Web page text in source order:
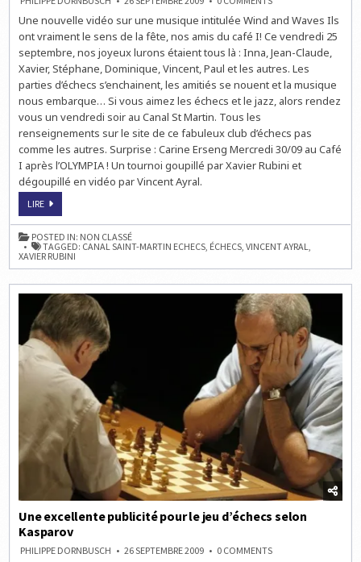
52ÈME
D’ÉCHECS
DU
JOLI
CANAL
MARTIN
Une nouvelle vidéo sur une musique intitulée Wind and Waves Ils
ont vraiment le sens de la fête, nos amis du café I! Ce vendredi 25
septembre, nos joyeux lurons étaient tous là : Inna, Jean-Claude,
Xavier, Stéphane, Dominique, Vincent, Paul et les autres. Les
parties d’échecs s’enchainent, les amitiés se nouent et la musique
nous embarque… Si vous aimez les échecs et le jazz, alors rendez
vous un vendredi soir au Canal St Martin. Tous les
renseignements sur le site de ce fabuleux club d’échecs pas
comme les autres. Surprise : Carine Erseng Mercredi 30/09 au Café
I après l’OLYMPIA ! Un tournoi goupillé par Xavier Rubini et
dégoupillé en vidéo par Vincent Ayral.
LIRELE
RAPIDE
D’ÉCHECS
DU
JOLI
CANAL
ST
POSTED IN: NON CLASSÉ
TAGGED: CANAL SAINT-MARTIN ECHECS ÉCHECS ,VINCENT AYRAL
XAVIER RUBINI
Une excellente publicité pour le jeu d’échecs selon
Kasparov
PHILIPPE DORNBUSCH 26 SEPTEMBRE 2009 0 COMMENTSON